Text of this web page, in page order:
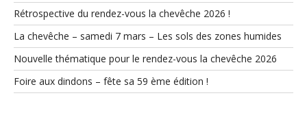
Rétrospective du rendez-vous la chevêche 2026 !
La chevêche – samedi 7 mars – Les sols des zones humides
Nouvelle thématique pour le rendez-vous la chevêche 2026
Foire aux dindons – fête sa 59 ème édition !